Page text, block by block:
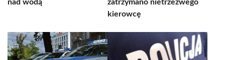
nad wodą
zatrzymano nietrzeźwego
kierowcę